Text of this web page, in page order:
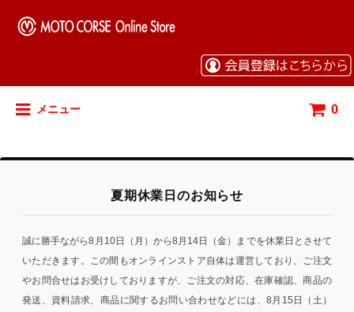
メニュー 0
夏期休業日のお知らせ
誠に勝手ながら8月10日（月）から8月14日（金）までを休業日とさせて
いただきます。この間もオンラインストア自体は運営しており、ご注文
やお問合せはお受けしておりますが、ご注文の対応、在庫確認、商品の
発送、資料請求、商品に関するお問い合わせなどには、8月15日（土）